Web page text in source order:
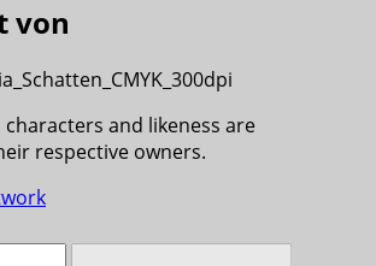
von
and likeness are
respective owners.